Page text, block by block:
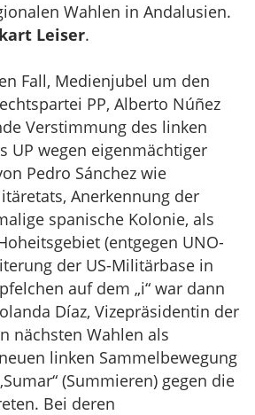
Wahlen in Andalusien.
Leiser.
Fall, Medienjubel um den
PP, Alberto Núñez
Verstimmung des linken
UP wegen eigenmächtiger
Pedro Sánchez wie
Anerkennung der
spanische Kolonie, als
(entgegen UNO-
der US-Militärbase in
auf dem „i“ war dann
Díaz, Vizepräsidentin der
nächsten Wahlen als
linken Sammelbewegung
(Summieren) gegen die
Bei deren